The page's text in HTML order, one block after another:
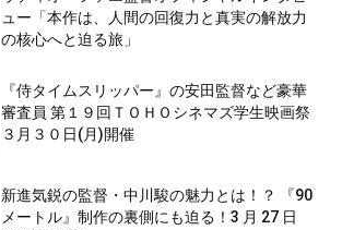
ュー「本作は、人間の回復力と真実の解放力
の核心へと迫る旅」
『侍タイムスリッパー』の安田監督など豪華
審査員 第１９回ＴＯＨＯシネマズ学生映画祭
３月３０日(月)開催
新進気鋭の監督・中川駿の魅力とは！？ 『90
メートル』制作の裏側にも迫る！3 月 27 日